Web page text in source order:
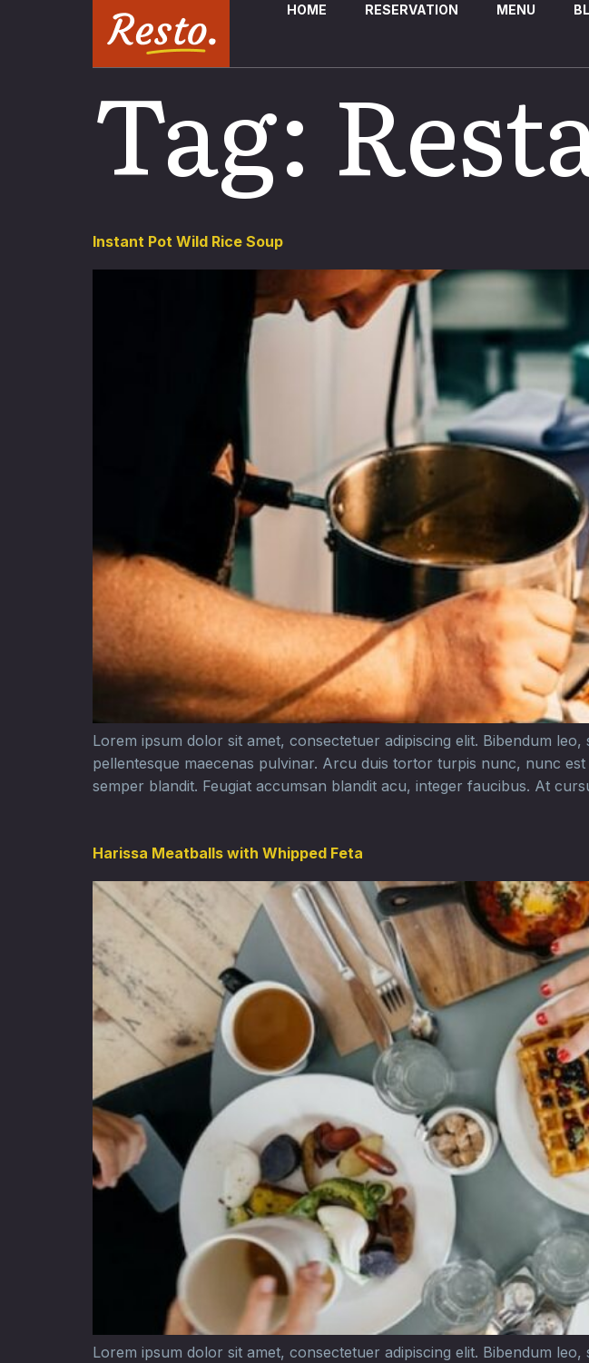
HOME RESERVATION MENU
Tag:
Instant Pot Wild Rice Soup
Lorem ipsum dolor sit amet, consectetuer adipiscing elit. Bibendum
pellentesque maecenas pulvinar. Arcu duis tortor turpis nunc, nunc
semper blandit. Feugiat accumsan blandit acu, integer faucibus. At
Harissa Meatballs with Whipped Feta
Lorem ipsum dolor sit amet, consectetuer adipiscing elit. Bibendum